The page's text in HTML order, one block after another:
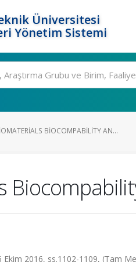
Üniversitesi
Yönetim Sistemi
BIOCOMPABILITY AN...
2016, ss.1102-1109, (Tam